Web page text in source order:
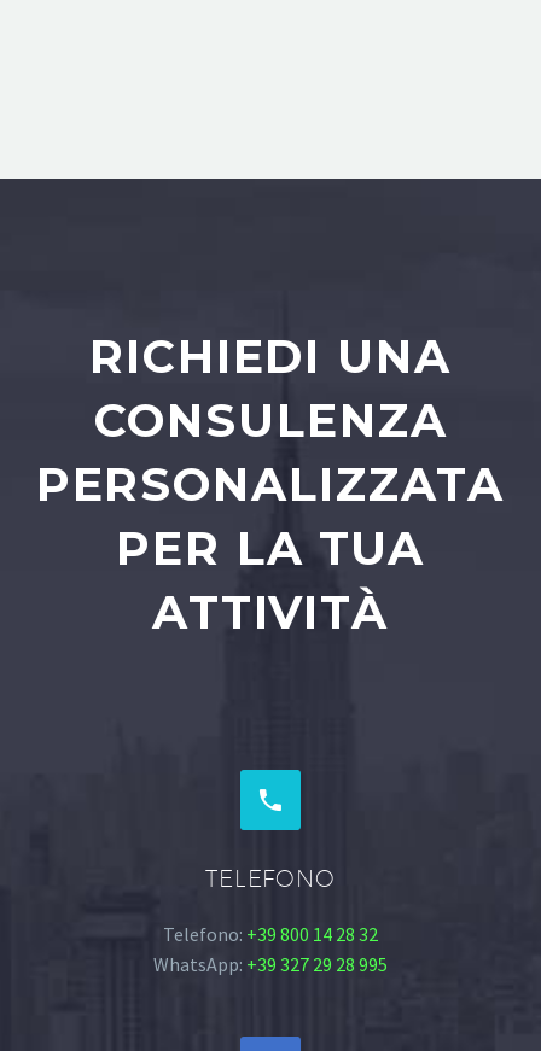
RICHIEDI UNA
CONSULENZA
PERSONALIZZATA
PER LA TUA
ATTIVITÀ


TELEFONO
Telefono: +39 800 14 28 32
WhatsApp: +39 327 29 28 995